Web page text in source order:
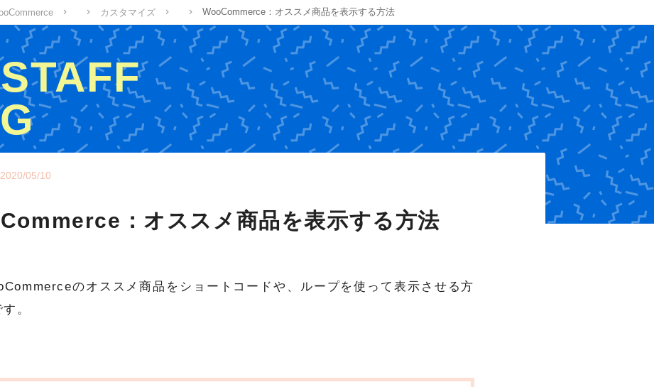
カスタマイズ WooCommerce：オススメ商品を表示する方法
05/10
：オススメ商品を表示する方法
のオススメ商品をショートコードや、ループを使って表示させる方
。